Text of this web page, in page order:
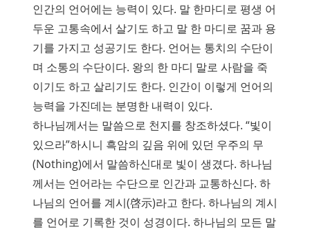
인간의 언어에는 능력이 있다. 말 한마디로 평생 어
두운 고통속에서 살기도 하고 말 한 마디로 꿈과 용
기를 가지고 성공기도 한다. 언어는 통치의 수단이
며 소통의 수단이다. 왕의 한 마디 말로 사람을 죽
이기도 하고 살리기도 한다. 인간이 이렇게 언어의
능력을 가진데는 분명한 내력이 있다.
하나님께서는 말씀으로 천지를 창조하셨다. “빛이
있으라”하시니 흑암의 깊음 위에 있던 우주의 무
(Nothing)에서 말씀하신대로 빛이 생겼다. 하나님
께서는 언어라는 수단으로 인간과 교통하신다. 하
나님의 언어를 계시(啓示)라고 한다. 하나님의 계시
를 언어로 기록한 것이 성경이다. 하나님의 모든 말